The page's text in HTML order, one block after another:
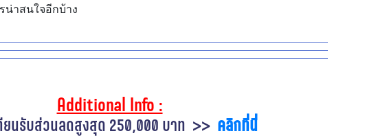
น่าสนใจอีกบ้าง
Additional Info :
ยนรับส่วนลดสูงสุด 250,000 บาท >> คลิกที่นี่